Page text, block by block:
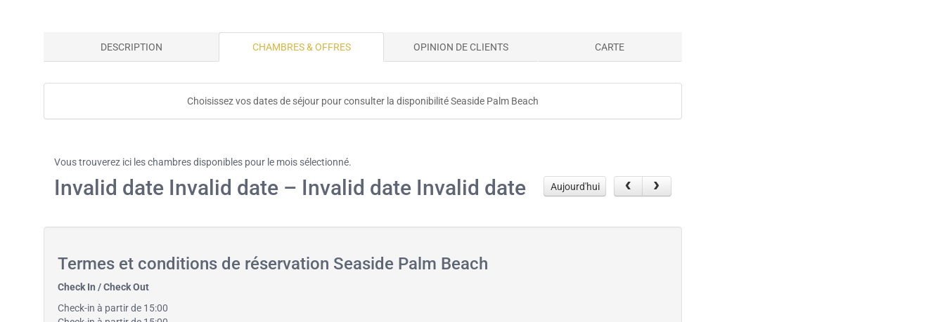
DESCRIPTION CHAMBRES & OFFRES OPINION DE CLIENTS CARTE
Choisissez vos dates de séjour pour consulter la disponibilité Seaside Palm Beach
Vous trouverez ici les chambres disponibles pour le mois sélectionné.
Invalid date Invalid date – Invalid date Invalid date Aujourd'hui
Termes et conditions de réservation Seaside Palm Beach
Check In / Check Out
Check-in à partir de 15:00